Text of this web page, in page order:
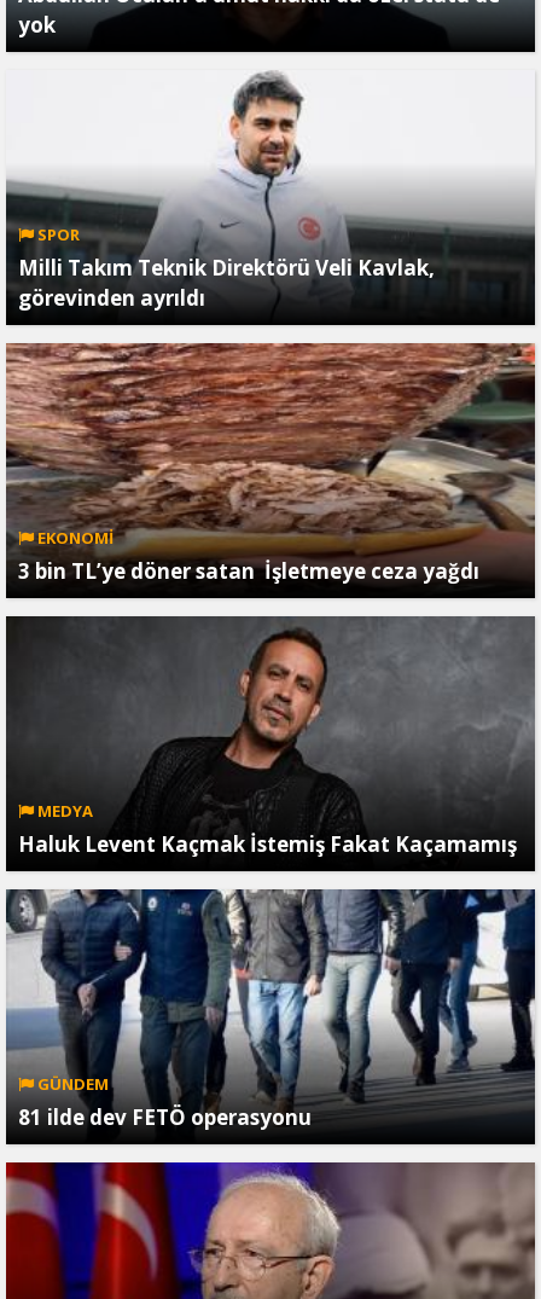
yok
SPOR
Milli Takım Teknik Direktörü Veli Kavlak,
görevinden ayrıldı
EKONOMİ
3 bin TL’ye döner satan İşletmeye ceza yağdı
MEDYA
Haluk Levent Kaçmak İstemiş Fakat Kaçamamış
GÜNDEM
81 ilde dev FETÖ operasyonu